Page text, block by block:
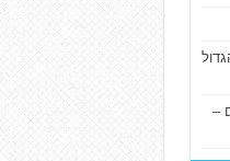
הכהן הגדול
–